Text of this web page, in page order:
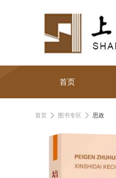
首页
首页 图书专区 思政